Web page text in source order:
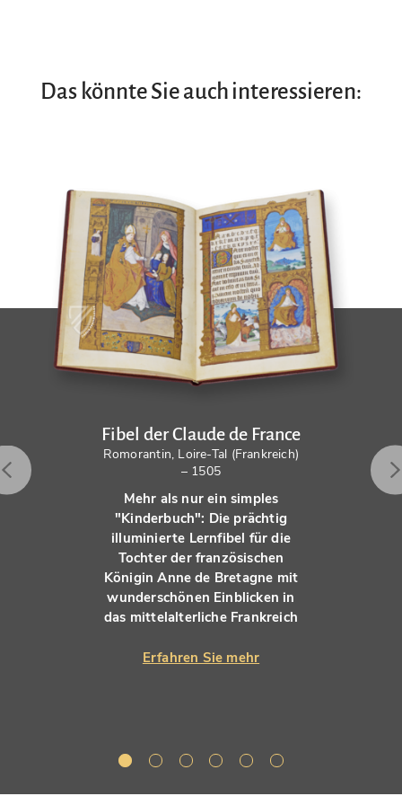
Das könnte Sie auch interessieren:
Fibel der Claude de France
Romorantin, Loire-Tal (Frankreich)
– 1505
Mehr als nur ein simples
"Kinderbuch": Die prächtig
illuminierte Lernfibel für die
Tochter der französischen
Königin Anne de Bretagne mit
wunderschönen Einblicken in
das mittelalterliche Frankreich
Erfahren Sie mehr